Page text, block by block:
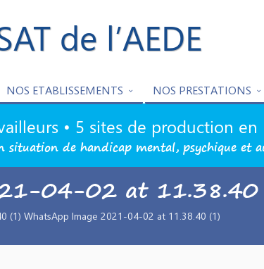
de l’AEDE
NOS ETABLISSEMENTS NOS PRESTATIONS
• 5 sites de production en
situation de handicap mental, psychique et
04-02 at
(1) WhatsApp Image 2021-04-02 at 11.38.40 (1)